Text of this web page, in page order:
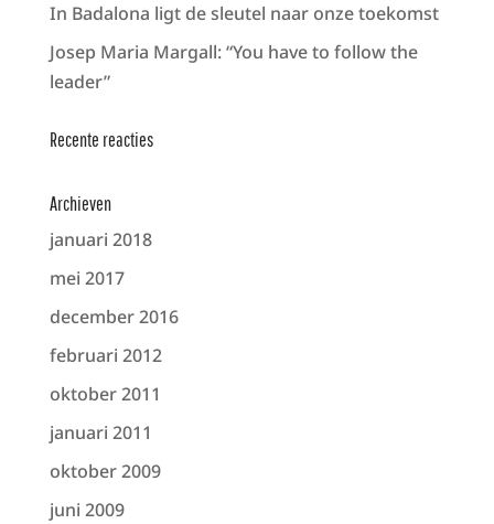
In Badalona ligt de sleutel naar onze toekomst
Josep Maria Margall: “You have to follow the
leader”
Recente reacties
Archieven
januari 2018
mei 2017
december 2016
februari 2012
oktober 2011
januari 2011
oktober 2009
juni 2009